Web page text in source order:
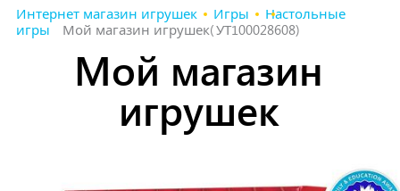
Интернет магазин игрушек Игры
Настольные
игры
Мой магазин игрушек(УТ100028608)
Мой магазин
игрушек